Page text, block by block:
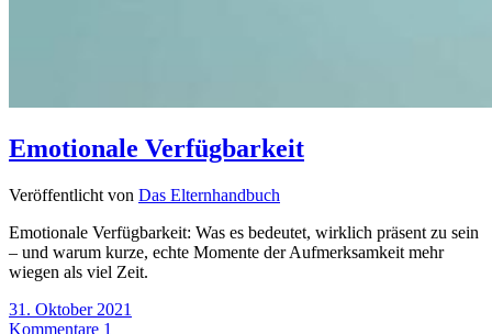
Emotionale Verfügbarkeit
Veröffentlicht von Das Elternhandbuch
Emotionale Verfügbarkeit: Was es bedeutet, wirklich präsent zu sein
– und warum kurze, echte Momente der Aufmerksamkeit mehr
wiegen als viel Zeit.
31. Oktober 2021
Kommentare 1